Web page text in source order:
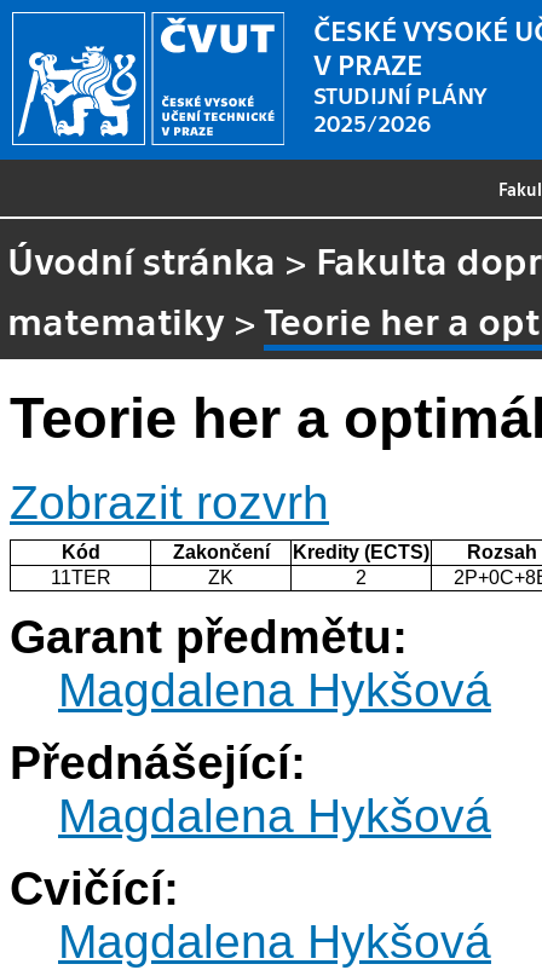
ČESKÉ VYSOKÉ
V PRAZE
STUDIJNÍ PLÁNY
2025/2026
Úvodní stránka > Fakulta
matematiky >Teorie her a
Teorie her a
Zobrazit rozvrh
Kód Zakončení Kredity (ECTS)
Rozsah
11TER
ZK 2
Garant předmětu:
Magdalena Hykšová
Přednášející:
Magdalena Hykšová
Cvičící:
Magdalena Hykšová